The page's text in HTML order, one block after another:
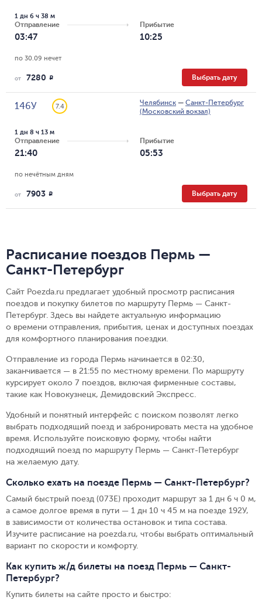
Отправление
03:47
1 дн 6 ч 38 м
Прибытие
10:25
по 30.09 нечет
от 7280 R Выбрать дату
146У 7.4 Челябинск — Санкт-Петербург
(Московский вокзал)
Отправление
21:40
1 дн 8 ч 13 м
Прибытие
05:53
по нечётным дням
от 7903 R Выбрать дату
Расписание поездов Пермь —
Санкт-Петербург
Сайт Poezda.ru предлагает удобный просмотр расписания
поездов и покупку билетов по маршруту Пермь — Санкт-
Петербург. Здесь вы найдете актуальную информацию
о времени отправления, прибытия, ценах и доступных поездах
для комфортного планирования поездки.
Отправление из города Пермь начинается в 02:30,
заканчивается — в 21:55 по местному времени. По маршруту
курсирует около 7 поездов, включая фирменные составы,
такие как Новокузнецк, Демидовский Экспресс.
Удобный и понятный интерфейс с поиском позволят легко
выбрать подходящий поезд и забронировать места на удобное
время. Используйте поисковую форму, чтобы найти
подходящий поезд по маршруту Пермь — Санкт-Петербург
на желаемую дату.
Сколько ехать на поезде Пермь — Санкт-Петербург?
Самый быстрый поезд (073Е) проходит маршрут за 1 дн 6 ч 0 м,
а самое долгое время в пути — 1 дн 10 ч 45 м на поезде 192У,
в зависимости от количества остановок и типа состава.
Изучите расписание на poezda.ru, чтобы выбрать оптимальный
вариант по скорости и комфорту.
Как купить ж/д билеты на поезд Пермь — Санкт-
Петербург?
Купить билеты на сайте просто и быстро: